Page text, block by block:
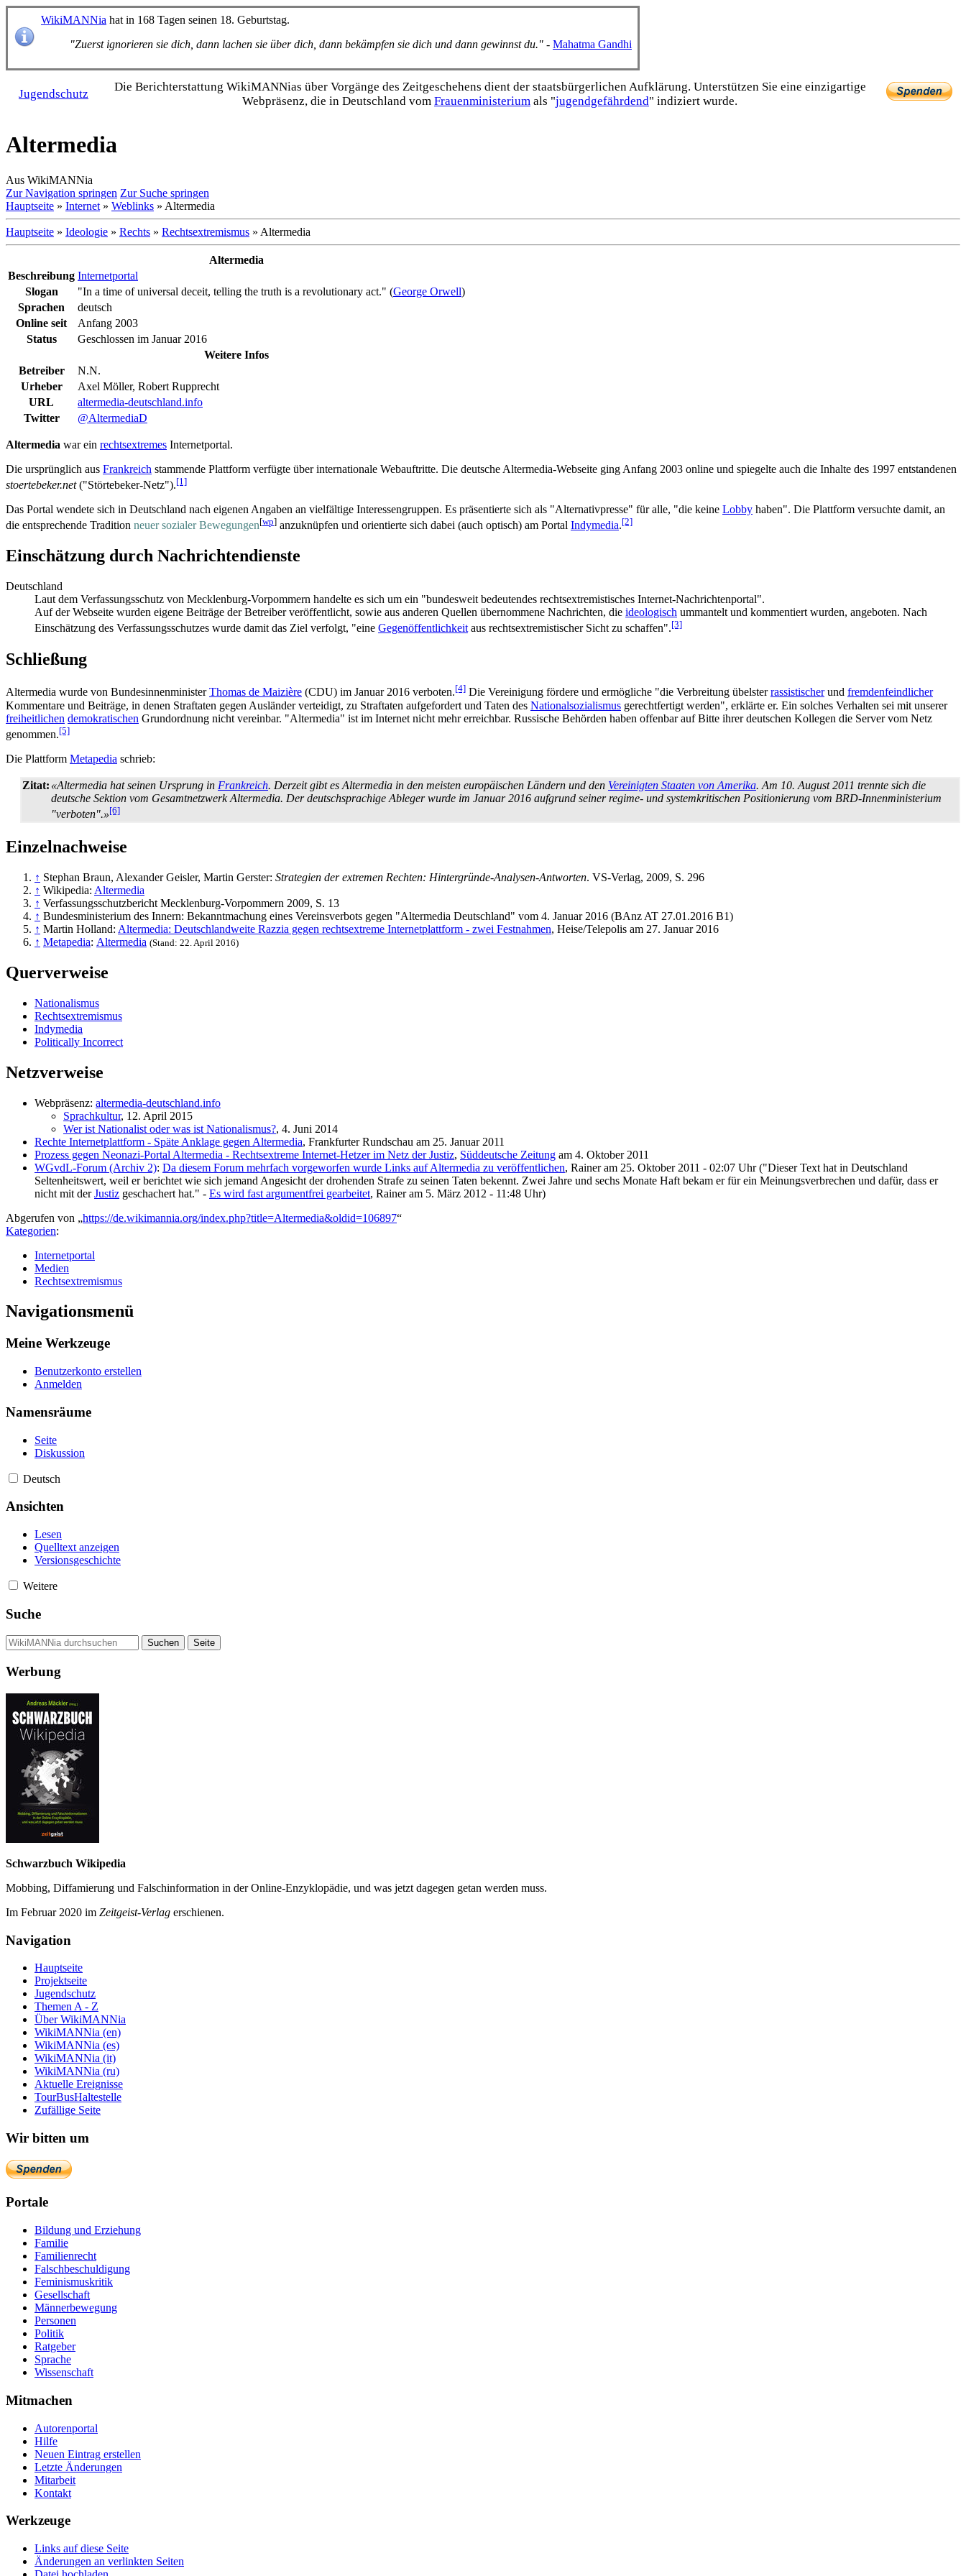
WikiMANNia hat in 168 Tagen seinen 18. Geburtstag.
"Zuerst ignorieren sie dich, dann lachen sie über dich, dann bekämpfen sie dich und dann gewinnst du." - Mahatma Gandhi
Jugendschutz
Die Bericht­erstattung WikiMANNias über Vorgänge des Zeitgeschehens dient der staats­bürgerlichen Aufklärung. Unterstützen Sie eine einzig­artige
Webpräsenz, die in Deutschland vom Frauen­ministerium als "jugend­gefährdend" indiziert wurde.
Altermedia
Aus WikiMANNia
Zur Navigation springen Zur Suche springen
Hauptseite » Internet » Weblinks » Altermedia
Hauptseite » Ideologie » Rechts » Rechtsextremismus » Altermedia
Altermedia
Beschreibung Internetportal
Slogan
"In a time of universal deceit, telling the truth is a revolutionary act." (George Orwell)
Sprachen
deutsch
Online seit
Anfang 2003
Status
Geschlossen im Januar 2016
Weitere Infos
Betreiber
N.N.
Urheber
Axel Möller, Robert Rupprecht
URL
altermedia-deutschland.info
Twitter
@AltermediaD
Altermedia war ein rechts­extremes Internetportal.
Die ursprünglich aus Frankreich stammende Plattform verfügte über internationale Webauftritte. Die deutsche Altermedia-Webseite ging Anfang 2003 online und spiegelte auch die Inhalte des 1997 entstandenen
stoertebeker.net("Störtebeker-Netz").[1]
Das Portal wendete sich in Deutschland nach eigenen Angaben an vielfältige Interessen­gruppen. Es präsentierte sich als "Alternativ­presse" für alle, "die keine Lobby haben". Die Plattform versuchte damit, an
die entsprechende Tradition neuer sozialer Bewegungen[wp] anzuknüpfen und orientierte sich dabei (auch optisch) am Portal Indymedia.[2]
Einschätzung durch Nachrichtendienste
Deutschland
Laut dem Verfassungsschutz von Mecklenburg-Vorpommern handelte es sich um ein "bundesweit bedeutendes rechts­extremistisches Internet-Nachrichtenportal".
Auf der Webseite wurden eigene Beiträge der Betreiber veröffentlicht, sowie aus anderen Quellen übernommene Nachrichten, die ideologisch ummantelt und kommentiert wurden, angeboten. Nach
Einschätzung des Verfassungs­schutzes wurde damit das Ziel verfolgt, "eine Gegenöffentlichkeitaus rechts­extremistischer Sicht zu schaffen".[3]
Schließung
Altermedia wurde von BundesinnenministerThomas de Maizière (CDU) im Januar 2016 verboten.[4] Die Vereinigung fördere und ermögliche "die Verbreitung übelsterrassistischerund fremden­feindlicher
Kommentare und Beiträge, in denen Straftaten gegen Ausländer verteidigt, zu Straftaten aufgefordert und Taten des Nationalsozialismus gerechtfertigt werden", erklärte er. Ein solches Verhalten sei mit unserer
freiheitlichen demokratischen Grundordnung nicht vereinbar. "Altermedia" ist im Internet nicht mehr erreichbar. Russische Behörden haben offenbar auf Bitte ihrer deutschen Kollegen die Server vom Netz
genommen.[5]
Die Plattform Metapedia schrieb:
Zitat: «Altermedia hat seinen Ursprung in Frankreich. Derzeit gibt es Altermedia in den meisten europäischen Ländern und den Vereinigten Staaten von Amerika. Am 10. August 2011 trennte sich die
deutsche Sektion vom Gesamt­netzwerk Altermedia. Der deutsch­sprachige Ableger wurde im Januar 2016 aufgrund seiner regime- und system­kritischen Positionierung vom BRD-Innen­ministerium
"verboten".»[6]
Einzelnachweise
↑ Stephan Braun, Alexander Geisler, Martin Gerster: Strategien der extremen Rechten: Hintergründe-Analysen-Antworten. VS-Verlag, 2009, S. 296
↑ Wikipedia: Altermedia
↑ Verfassungsschutzbericht Mecklenburg-Vorpommern 2009, S. 13
↑ Bundesministerium des Innern: Bekanntmachung eines Vereinsverbots gegen "Altermedia Deutschland" vom 4. Januar 2016 (BAnz AT 27.01.2016 B1)
↑ Martin Holland: Altermedia: Deutschlandweite Razzia gegen rechtsextreme Internetplattform - zwei Festnahmen, Heise/Telepolis am 27. Januar 2016
↑ Metapedia: Altermedia (Stand: 22. April 2016)
Querverweise
Nationalismus
Rechtsextremismus
Indymedia
Politically Incorrect
Netzverweise
Webpräsenz: altermedia-deutschland.info
Sprachkultur, 12. April 2015
Wer ist Nationalist oder was ist Nationalismus?, 4. Juni 2014
Rechte Internetplattform - Späte Anklage gegen Altermedia, Frankfurter Rundschau am 25. Januar 2011
Prozess gegen Neonazi-Portal Altermedia - Rechtsextreme Internet-Hetzer im Netz der Justiz, Süddeutsche Zeitung am 4. Oktober 2011
WGvdL-Forum (Archiv 2): Da diesem Forum mehrfach vorgeworfen wurde Links auf Altermedia zu veröffentlichen, Rainer am 25. Oktober 2011 - 02:07 Uhr ("Dieser Text hat in Deutschland
Seltenheitswert, weil er berichtet wie sich jemand Angesicht der drohenden Strafe zu seinen Taten bekennt. Zwei Jahre und sechs Monate Haft bekam er für ein Meinungs­verbrechen und dafür, dass er
nicht mit derJustiz geschachert hat." - Es wird fast argumentfrei gearbeitet, Rainer am 5. März 2012 - 11:48 Uhr)
Abgerufen von „https://de.wikimannia.org/index.php?title=Altermedia&oldid=106897“
Kategorien:
Internetportal
Medien
Rechtsextremismus
Navigationsmenü
Meine Werkzeuge
Benutzerkonto erstellen
Anmelden
Namensräume
Seite
Diskussion
Deutsch
Ansichten
Lesen
Quelltext anzeigen
Versionsgeschichte
Weitere
Suche
Werbung
Schwarzbuch Wikipedia
Mobbing, Diffamierung und Falsch­information in der Online-Enzyklo­pädie, und was jetzt da­gegen getan werden muss.
Im Februar 2020 im Zeit­geist-Verlag erschienen.
Navigation
Hauptseite
Projektseite
Jugendschutz
Themen A - Z
Über WikiMANNia
WikiMANNia (en)
WikiMANNia (es)
WikiMANNia (it)
WikiMANNia (ru)
Aktuelle Ereignisse
TourBusHaltestelle
Zufällige Seite
Wir bitten um
Portale
Bildung und Erziehung
Familie
Familienrecht
Falschbeschuldigung
Feminismuskritik
Gesellschaft
Männerbewegung
Personen
Politik
Ratgeber
Sprache
Wissenschaft
Mitmachen
Autorenportal
Hilfe
Neuen Eintrag erstellen
Letzte Änderungen
Mitarbeit
Kontakt
Werkzeuge
Links auf diese Seite
Änderungen an verlinkten Seiten